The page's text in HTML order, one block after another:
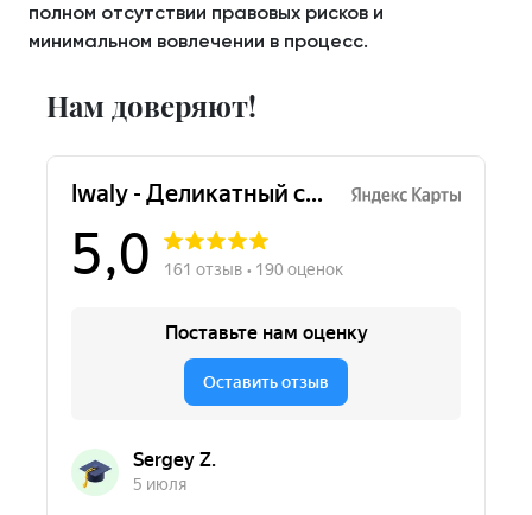
полном отсутствии правовых рисков и
минимальном вовлечении в процесс.
Нам доверяют!